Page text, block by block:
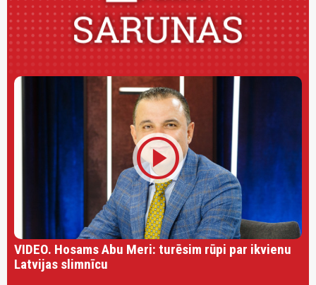
play_circle
VIDEO. Hosams Abu Meri: turēsim rūpi par ikvienu
Latvijas slimnīcu